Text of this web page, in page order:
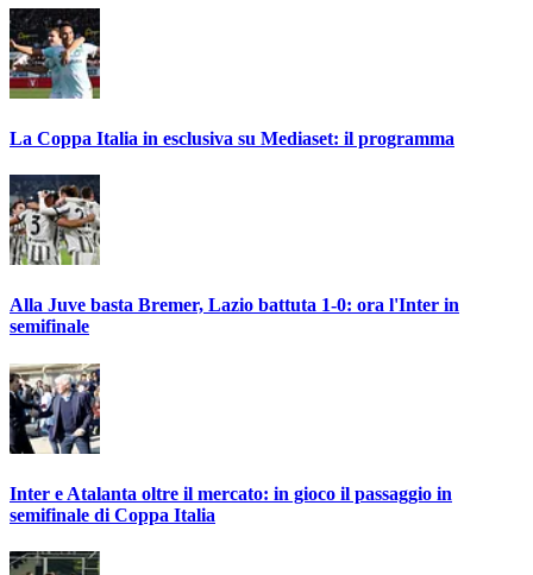
La Coppa Italia in esclusiva su Mediaset: il programma
Alla Juve basta Bremer, Lazio battuta 1-0: ora l'Inter in
semifinale
Inter e Atalanta oltre il mercato: in gioco il passaggio in
semifinale di Coppa Italia